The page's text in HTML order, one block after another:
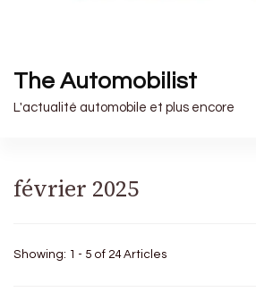
The Automobilist
L'actualité automobile et plus encore
février 2025
Showing: 1 - 5 of 24 Articles